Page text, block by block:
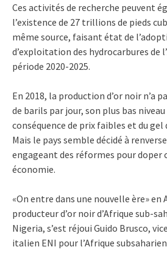
Ces activités de recherche peuvent
l’existence de 27 trillions de pieds
même source, faisant état de
d’exploitation des hydrocarbures de
période 2020-2025.
En 2018, la production d’or noir n’a
de barils par jour, son plus bas niveau
conséquence de prix faibles et du gel
Mais le pays semble décidé à
engageant des réformes pour doper
économie.
«On entre dans une nouvelle ère» en
producteur d’or noir d’Afrique sub-
Nigeria, s’est réjoui Guido Brusco,
italien ENI pour l’Afrique